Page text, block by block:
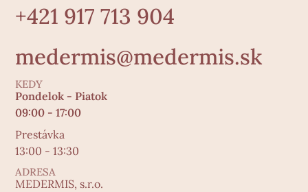
+421 917 713 904
medermis@medermis.sk
KEDY
Pondelok - Piatok
09:00 - 17:00
Prestávka
13:00 - 13:30
ADRESA
MEDERMIS, s.r.o.